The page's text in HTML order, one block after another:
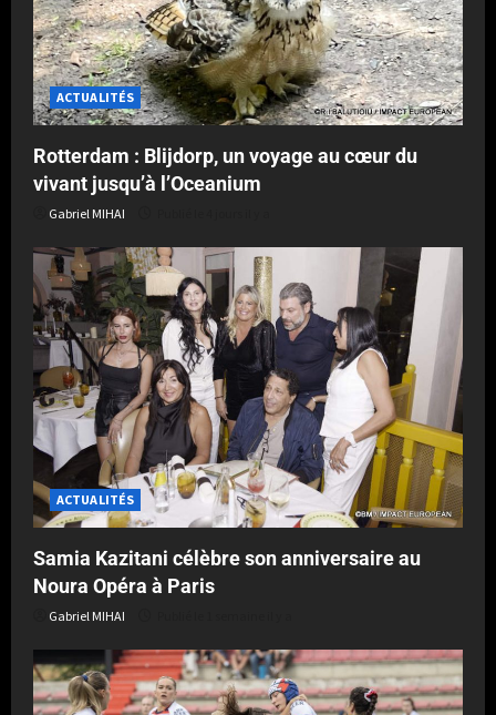
ACTUALITÉS
Rotterdam : Blijdorp, un voyage au cœur du
vivant jusqu’à l’Oceanium
Gabriel MIHAI
ACTUALITÉS
Samia Kazitani célèbre son anniversaire au
Noura Opéra à Paris
Gabriel MIHAI